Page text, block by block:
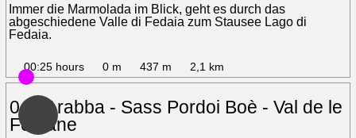
Immer die Marmolada im Blick, geht es durch das
abgeschiedene Valle di Fedaia zum Stausee Lago di
Fedaia.
00:25 hours 0 m 437 m 2,1 km
04 - Arabba - Sass Pordoi Boè - Val de le
Fontane